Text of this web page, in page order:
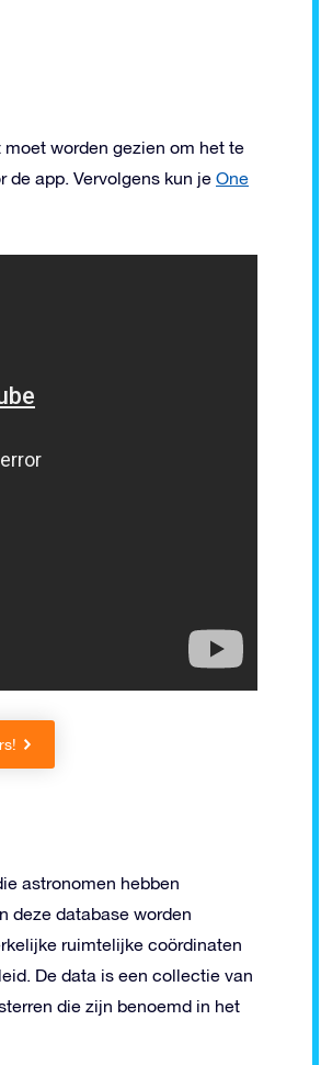
worden gezien om het te
de app. Vervolgens kun je One
astronomen hebben
deze database worden
ruimtelijke coördinaten
De data is een collectie van
die zijn benoemd in het